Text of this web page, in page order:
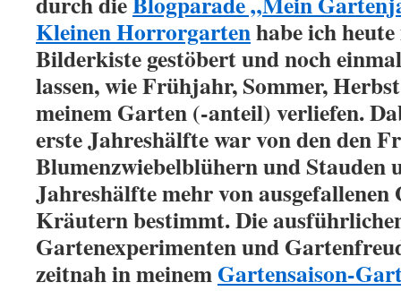
Kleinen Horrorgartenhabe ich
Bilderkiste gestöbert und noch
lassen, wie Frühjahr, Sommer,
meinem Garten (-anteil) verliefen.
erste Jahreshälfte war von den den
Blumenzwiebelblühern und Stauden
Jahreshälfte mehr von ausgefallenen
Kräutern bestimmt. Die
Gartenexperimenten und
zeitnah in meinemGartensaison-